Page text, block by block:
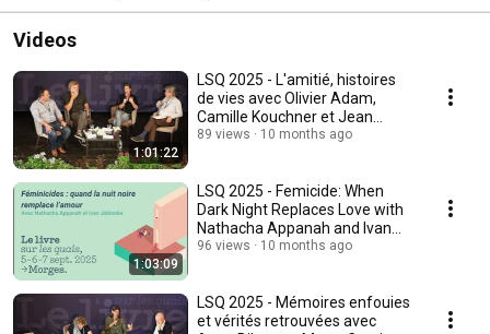
Videos
1:01:22
LSQ 2025 - L'amitié, histoires
de vies avec Olivier Adam,
Camille Kouchner et Jean
Michelin
89 views 10 months ago
1:03:09
LSQ 2025 - Femicide: When
Dark Night Replaces Love with
Nathacha Appanah and Ivan
Jablonka
96 views 10 months ago
LSQ 2025 - Mémoires enfouies
et vérités retrouvées avec